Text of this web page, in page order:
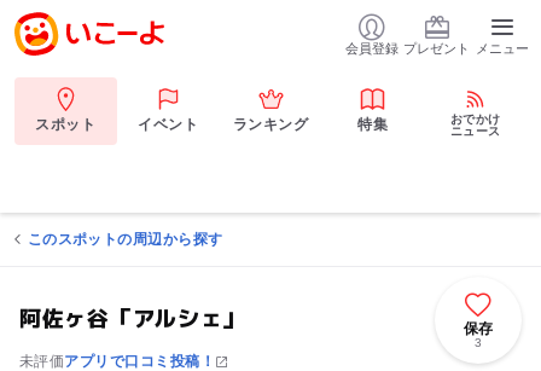
会員登録 プレゼント メニュー
スポット イベント ランキング 特集
おでかけ
ニュース
このスポットの周辺から探す
阿佐ヶ谷「アルシェ」
未評価アプリで口コミ投稿！
保存
3